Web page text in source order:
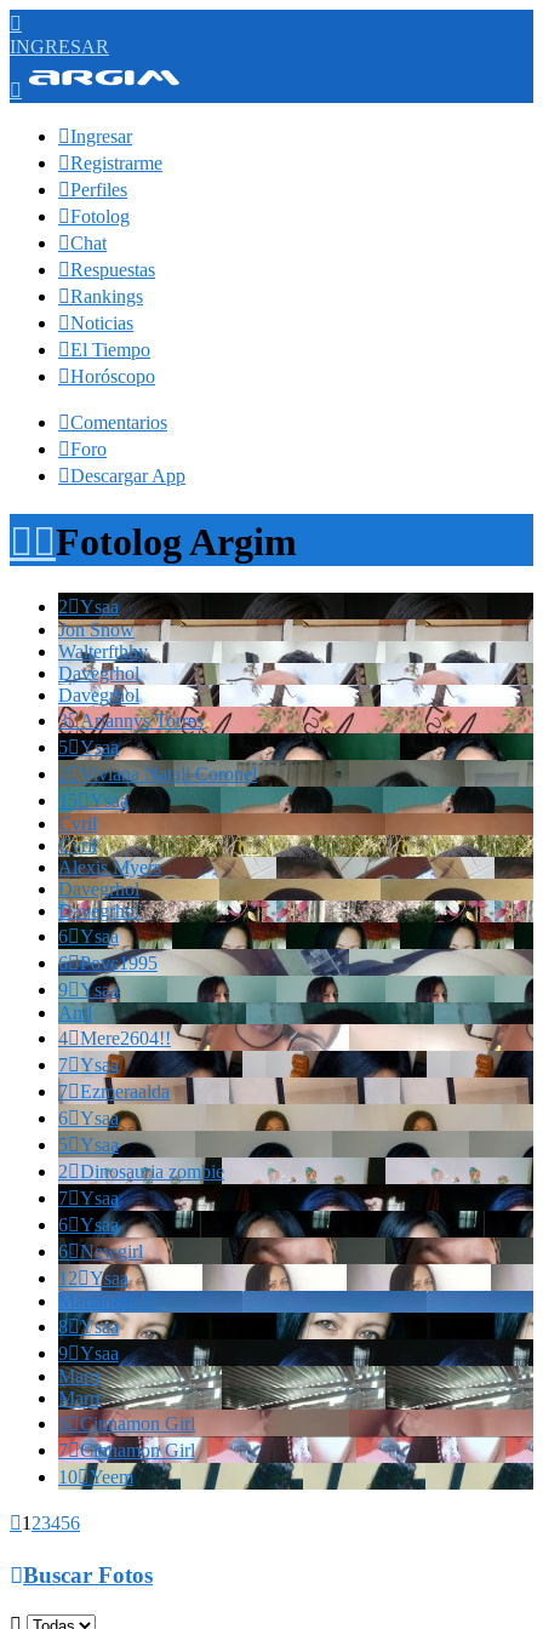

INGRESAR

Ingresar
Registrarme
Perfiles
Fotolog
Chat
Respuestas
Rankings
Noticias
El Tiempo
Horóscopo
Comentarios
Foro
Descargar App
Fotolog Argim
2Ysaa
Jon Snow
Walterfthhy
Davegrhol
Davegrhol
3Ariannys Torres
5Ysaa
2Viviana Natali Coronel
15Ysaa
Cvril
Cvril
Alexis Myers
Davegrhol
Davegrhol
6Ysaa
6Povc1995
9Ysaa
And
4Mere2604!!
7Ysaa
7Ezmeraalda
6Ysaa
5Ysaa
2Dinosauria zombie
7Ysaa
6Ysaa
6Newgirl
12Ysaa
Marianella!!!
8Ysaa
9Ysaa
Marrr
Marrr
6Cinnamon Girl
7Cinnamon Girl
10Yeem
1 23456
Buscar Fotos